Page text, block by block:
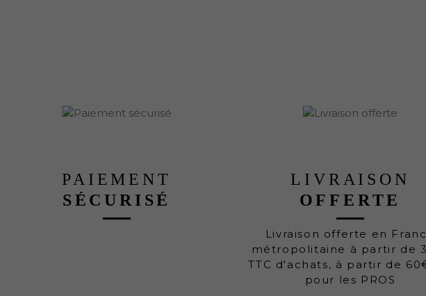
PAIEMENT
SÉCURISÉ
LIVRAISON
OFFERTE
Livraison offerte en
métropolitaine à partir de
TTC d'achats, à partir de
pour les PROS